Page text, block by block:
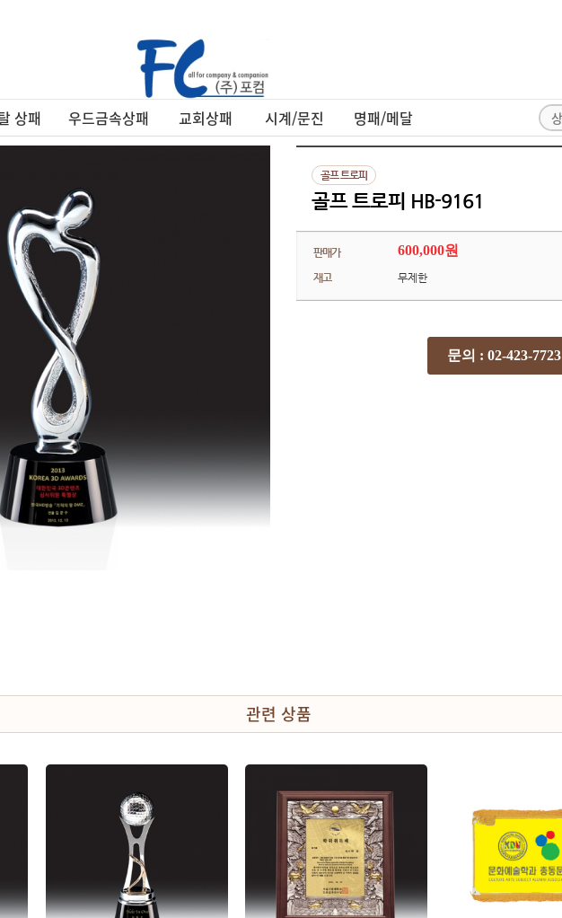
상패 우드금속상패 교회상패 시계/문진 명패/메달
골프 트로피
골프 트로피 HB-9161
판매가 600,000원
재고 무제한
문의 : 02-423-7723
관련 상품